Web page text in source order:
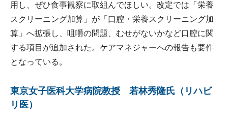
用し、ぜひ食事観察に取組んでほしい。改定では「栄養
スクリーニング加算」が「口腔・栄養スクリーニング加
算」へ拡張し、咀嚼の問題、むせがないかなど口腔に関
する項目が追加された。ケアマネジャーへの報告も要件
となっている。
東京女子医科大学病院教授 若林秀隆氏（リハビ
リ医）